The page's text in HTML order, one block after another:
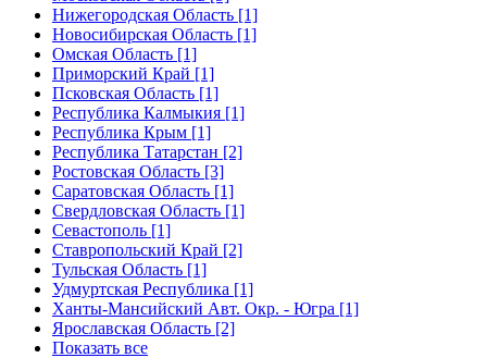
Нижегородская Область [1]
Новосибирская Область [1]
Омская Область [1]
Приморский Край [1]
Псковская Область [1]
Республика Калмыкия [1]
Республика Крым [1]
Республика Татарстан [2]
Ростовская Область [3]
Саратовская Область [1]
Свердловская Область [1]
Севастополь [1]
Ставропольский Край [2]
Тульская Область [1]
Удмуртская Республика [1]
Ханты-Мансийский Авт. Окр. - Югра [1]
Ярославская Область [2]
Показать все